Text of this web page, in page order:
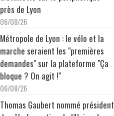
près de Lyon
06/08/26
Métropole de Lyon : le vélo et la
marche seraient les "premières
demandes" sur la plateforme "Ça
bloque ? On agit !"
06/08/26
Thomas Gaubert nommé président